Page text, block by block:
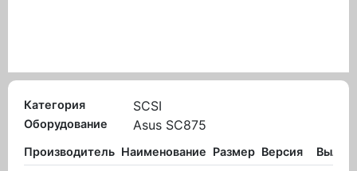
Категория SCSI
Оборудование Asus SC875
Производитель Наименование Размер Версия